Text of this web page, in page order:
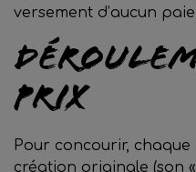
versement d’aucun
prix
Pour concourir,
création originale (son